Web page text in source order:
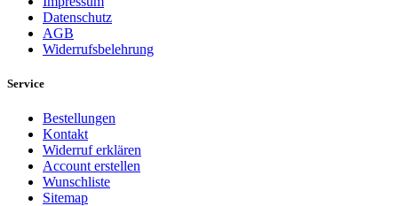
Datenschutz
AGB
Widerrufsbelehrung
Service
Bestellungen
Kontakt
Widerruf erklären
Account erstellen
Wunschliste
Sitemap